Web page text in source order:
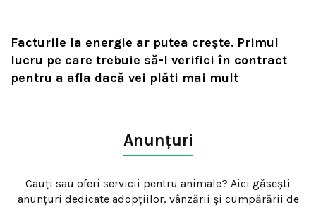
Facturile la energie ar putea crește. Primul
lucru pe care trebuie să-l verifici în contract
pentru a afla dacă vei plăti mai mult
Anunțuri
Cauți sau oferi servicii pentru animale? Aici găsești
anunțuri dedicate adopțiilor, vânzării și cumpărării de